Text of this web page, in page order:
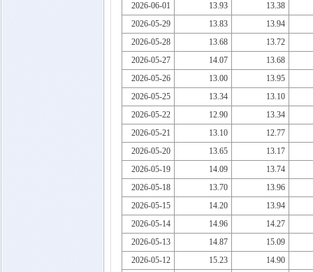
2026-06-01
13.93
13.38
2026-05-29
13.83
13.94
2026-05-28
13.68
13.72
2026-05-27
14.07
13.68
2026-05-26
13.00
13.95
2026-05-25
13.34
13.10
2026-05-22
12.90
13.34
2026-05-21
13.10
12.77
2026-05-20
13.65
13.17
2026-05-19
14.09
13.74
2026-05-18
13.70
13.96
2026-05-15
14.20
13.94
2026-05-14
14.96
14.27
2026-05-13
14.87
15.09
2026-05-12
15.23
14.90